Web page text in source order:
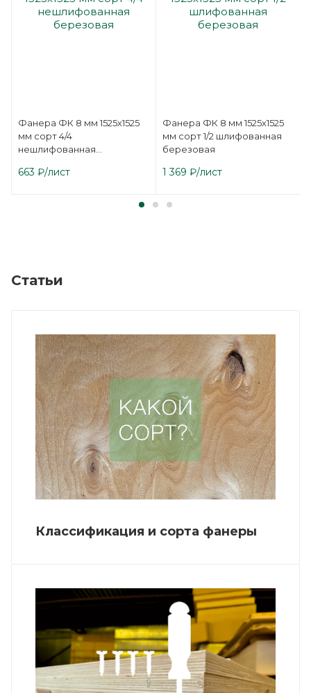
Фанера ФК 8 мм 1525х1525
мм сорт 4/4
нешлифованная
663 ₽/лист
Фанера ФК 8 мм 1525х1525
мм сорт 1/2 шлифованная
березовая
1 369 ₽/лист
Статьи
Классификация и сорта фанеры